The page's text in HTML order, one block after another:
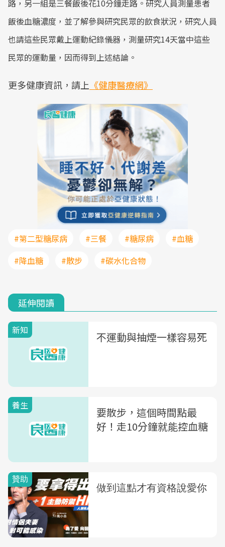
路，另一組是三餐飯後花10分鐘走路。研究人員測量患者
飯後血糖濃度，並了解參與研究民眾的飲食狀況，研究人員
也請這些民眾戴上運動紀錄儀器，測量研究14天當中這些
民眾的運動量，因而得到上述結論。
更多健康資訊，請上 《健康醫療網》
#第二型糖尿病 #三餐 #糖尿病
#血糖
#降血糖
#散步 #碳水化合物
延伸閱讀
新知 不運動與抽煙一樣容易死
養生
要散步，這個時間點最
好！走10分鐘就能控血糖